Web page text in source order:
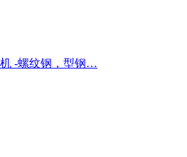
-螺纹钢，型钢…